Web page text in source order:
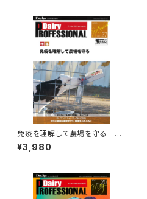
免疫を理解して農場を守る
Dai
ry PROFESSIONAL Vol.27
¥3,980